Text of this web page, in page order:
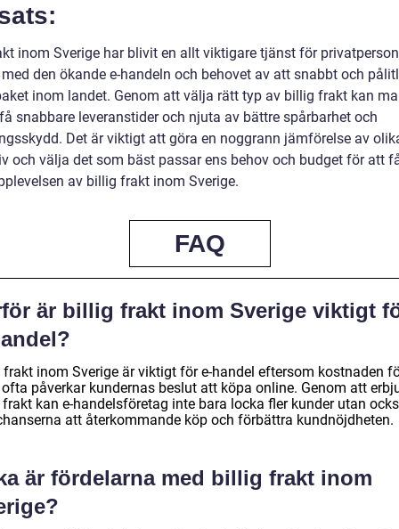
inom Sverige har blivit en allt viktigare tjänst för
den ökande e-handeln och behovet av att snabbt och
inom landet. Genom att välja rätt typ av billig frakt kan
snabbare leveranstider och njuta av bättre spårbarhet och
Det är viktigt att göra en noggrann jämförelse av
och välja det som bäst passar ens behov och budget för att
av billig frakt inom Sverige.
FAQ
är billig frakt inom Sverige viktigt
inom Sverige är viktigt för e-handel eftersom kostnaden
påverkar kundernas beslut att köpa online. Genom att
kan e-handelsföretag inte bara locka fler kunder utan
att återkommande köp och förbättra kundnöjdheten.
är fördelarna med billig frakt inom